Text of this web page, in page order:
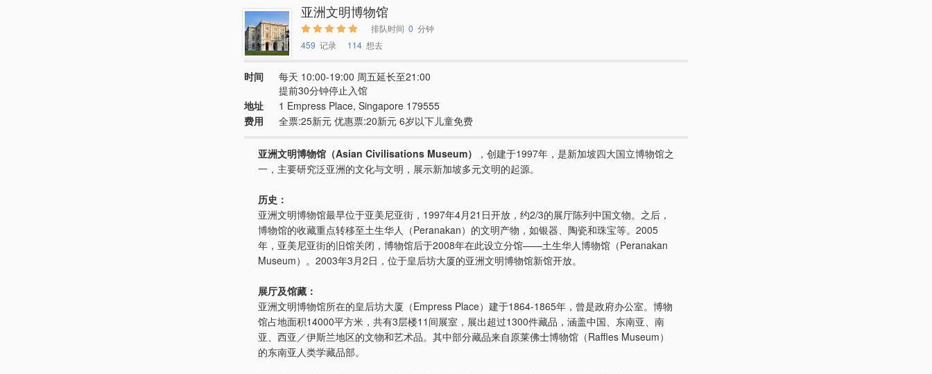
亚洲文明博物馆
排队时间 0 分钟
459 记录 114 想去
时间
每天 10:00-19:00 周五延长至21:00
提前30分钟停止入馆
地址
1 Empress Place, Singapore 179555
费用
全票:25新元 优惠票:20新元 6岁以下儿童免费
亚洲文明博物馆（Asian Civilisations Museum）
，创建于1997年，是新加坡四大国立博物馆之
一，主要研究泛亚洲的文化与文明，展示新加坡多元文明的起源。
历史：
亚洲文明博物馆最早位于亚美尼亚街，1997年4月21日开放，约2/3的展厅陈列中国文物。之后，
博物馆的收藏重点转移至土生华人（Peranakan）的文明产物，如银器、陶瓷和珠宝等。2005
年，亚美尼亚街的旧馆关闭，博物馆后于2008年在此设立分馆——土生华人博物馆（Peranakan
Museum）。2003年3月2日，位于皇后坊大厦的亚洲文明博物馆新馆开放。
展厅及馆藏：
亚洲文明博物馆所在的皇后坊大厦（Empress Place）建于1864-1865年，曾是政府办公室。博物
馆占地面积14000平方米，共有3层楼11间展室，展出超过1300件藏品，涵盖中国、东南亚、南
亚、西亚／伊斯兰地区的文物和艺术品。其中部分藏品来自原莱佛士博物馆（Raffles Museum）
的东南亚人类学藏品部。